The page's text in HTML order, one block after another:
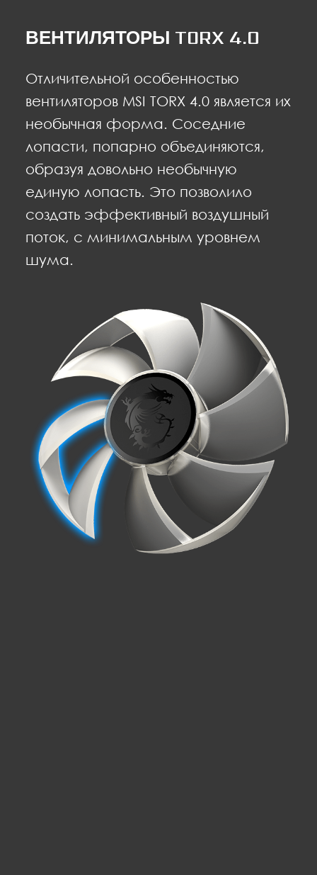
ВЕНТИЛЯТОРЫ TORX 4.0
Отличительной особенностью
вентиляторов MSI TORX 4.0 является их
необычная форма. Соседние
лопасти, попарно объединяются,
образуя довольно необычную
единую лопасть. Это позволило
создать эффективный воздушный
поток, с минимальным уровнем
шума.